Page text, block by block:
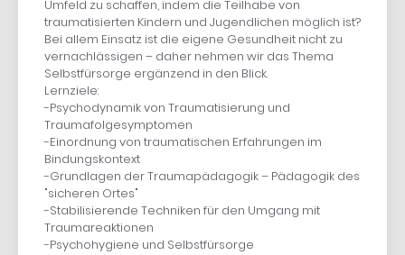
Umfeld zu schaffen, indem die Teilhabe von
traumatisierten Kindern und Jugendlichen möglich ist?
Bei allem Einsatz ist die eigene Gesundheit nicht zu
vernachlässigen – daher nehmen wir das Thema
Selbstfürsorge ergänzend in den Blick.
Lernziele:
-Psychodynamik von Traumatisierung und
Traumafolgesymptomen
-Einordnung von traumatischen Erfahrungen im
Bindungskontext
-Grundlagen der Traumapädagogik – Pädagogik des
"sicheren Ortes"
-Stabilisierende Techniken für den Umgang mit
Traumareaktionen
-Psychohygiene und Selbstfürsorge